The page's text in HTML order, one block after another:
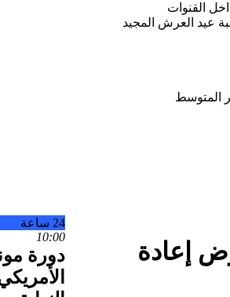
القنوات
عيد العرش المجيد
المتوسط
إعادة
24 ساعة
10:00
دورة